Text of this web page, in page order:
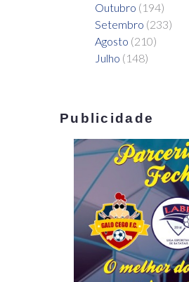
Outubro (194)
Setembro (233)
Agosto (210)
Julho (148)
Publicidade